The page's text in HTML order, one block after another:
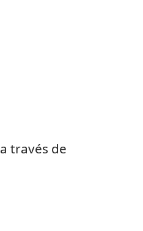
través de